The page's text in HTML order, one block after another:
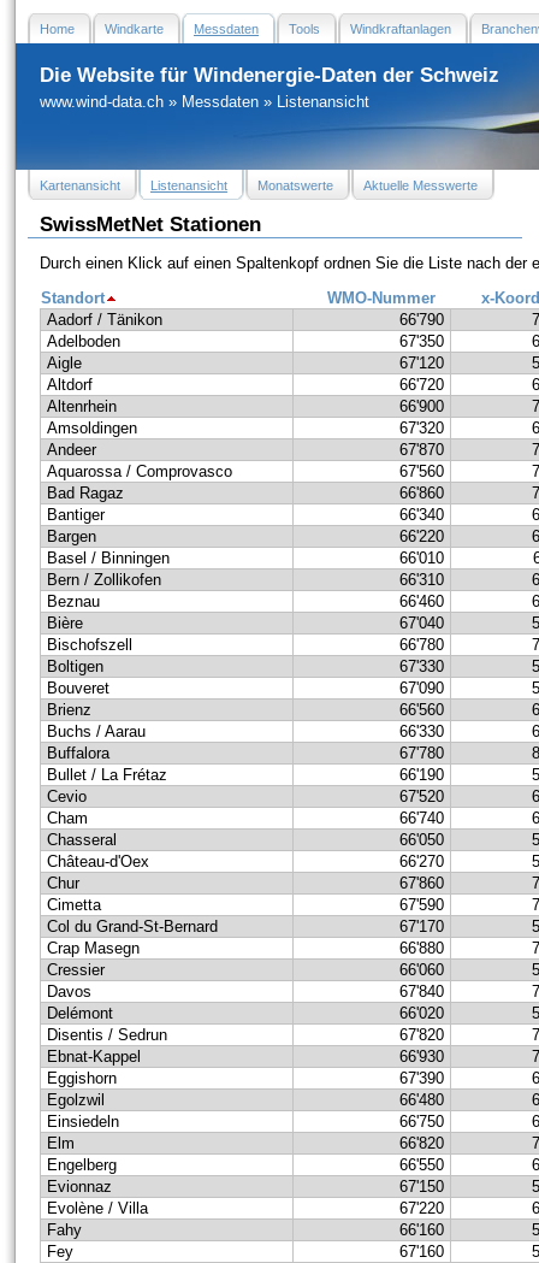
Home Windkarte Messdaten Tools Windkraftanlagen
Die Website für Windenergie-Daten der Schweiz
www.wind-data.ch » Messdaten » Listenansicht
Kartenansicht Listenansicht Monatswerte Aktuelle Messwerte
SwissMetNet Stationen
Durch einen Klick auf einen Spaltenkopf ordnen Sie die Liste nach der
Standort
WMO-Nummer
x-
Aadorf / Tänikon
66'790
Adelboden
67'350
Aigle
67'120
Altdorf
66'720
Altenrhein
66'900
Amsoldingen
67'320
Andeer
67'870
Aquarossa / Comprovasco
67'560
Bad Ragaz
66'860
Bantiger
66'340
Bargen
66'220
Basel / Binningen
66'010
Bern / Zollikofen
66'310
Beznau
66'460
Bière
67'040
Bischofszell
66'780
Boltigen
67'330
Bouveret
67'090
Brienz
66'560
Buchs / Aarau
66'330
Buffalora
67'780
Bullet / La Frétaz
66'190
Cevio
67'520
Cham
66'740
Chasseral
66'050
Château-d'Oex
66'270
Chur
67'860
Cimetta
67'590
Col du Grand-St-Bernard
67'170
Crap Masegn
66'880
Cressier
66'060
Davos
67'840
Delémont
66'020
Disentis / Sedrun
67'820
Ebnat-Kappel
66'930
Eggishorn
67'390
Egolzwil
66'480
Einsiedeln
66'750
Elm
66'820
Engelberg
66'550
Evionnaz
67'150
Evolène / Villa
67'220
Fahy
66'160
Fey
67'160